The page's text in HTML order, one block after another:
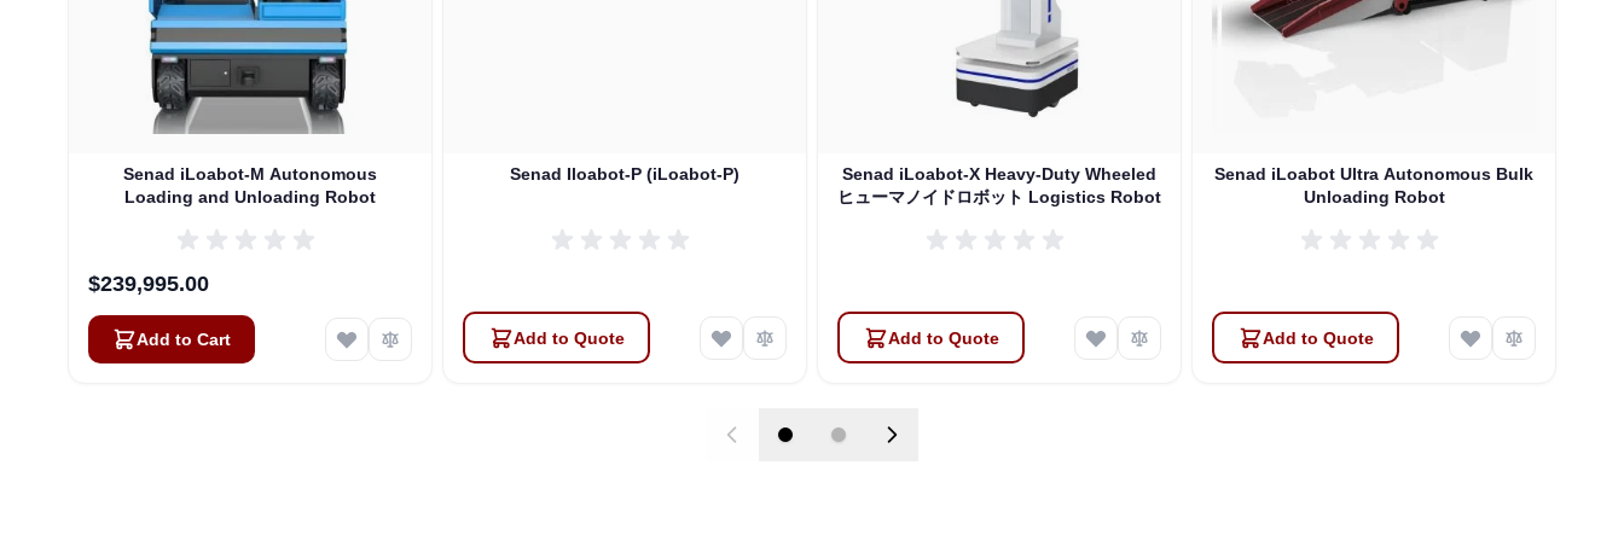
Senad iLoabot-M Autonomous
Loading and Unloading Robot
$239,995.00
Add to Cart
Senad Iloabot-P (iLoabot-P)
Add to Quote
Senad iLoabot-X Heavy-Duty Wheeled
ヒューマノイドロボット Logistics Robot
Add to Quote
Senad iLoabot Ultra Autonomous Bulk
Unloading Robot
Add to Quote